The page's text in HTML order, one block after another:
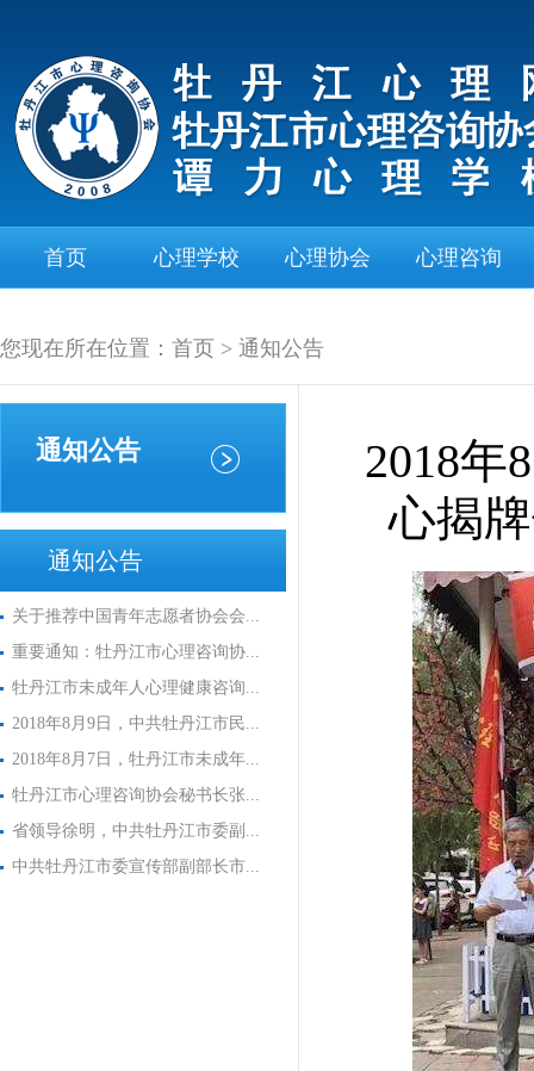
首页 心理学校 心理协会 心理咨询
您现在所在位置：首页 > 通知公告
通知公告
通知公告
关于推荐中国青年志愿者协会会...
重要通知：牡丹江市心理咨询协...
牡丹江市未成年人心理健康咨询...
2018年8月9日，中共牡丹江市民...
2018年8月7日，牡丹江市未成年...
牡丹江市心理咨询协会秘书长张...
省领导徐明，中共牡丹江市委副...
中共牡丹江市委宣传部副部长市...
2018年
心揭